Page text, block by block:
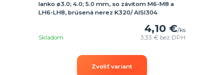
lanko ø3.0; 4.0; 5.0 mm, so závitom M6-M8 a
LH6-LH8, brúsená nerez K320/ AISI304
4,10 €/ks
3,33 € bez DPH
Skladom
Zvoliť variant